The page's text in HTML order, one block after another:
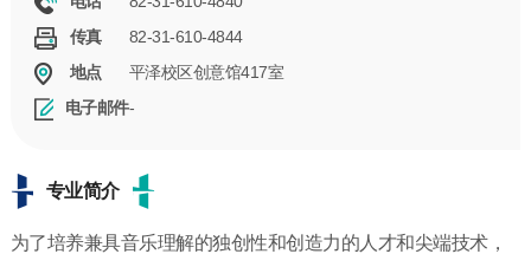
传真
82-31-610-4844
地点
平泽校区创意馆417室
电子邮件-
专业简介
为了培养兼具音乐理解的独创性和创造力的人才和尖端技术，